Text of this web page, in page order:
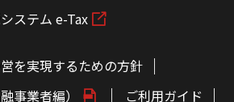
ステム e-Tax
を実現するための方針
事業者編）
ご利用ガイド